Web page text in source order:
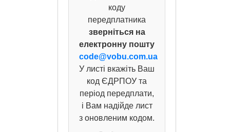
коду
передплатника
зверніться на
електронну пошту
code@vobu.com.ua
У листі вкажіть Ваш
код ЄДРПОУ та
період передплати,
і Вам надійде лист
з оновленим кодом.